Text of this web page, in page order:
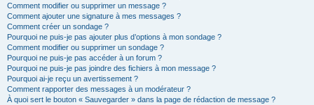
Comment modifier ou supprimer un message ?
Comment ajouter une signature à mes messages ?
Comment créer un sondage ?
Pourquoi ne puis-je pas ajouter plus d’options à mon sondage ?
Comment modifier ou supprimer un sondage ?
Pourquoi ne puis-je pas accéder à un forum ?
Pourquoi ne puis-je pas joindre des fichiers à mon message ?
Pourquoi ai-je reçu un avertissement ?
Comment rapporter des messages à un modérateur ?
À quoi sert le bouton « Sauvegarder » dans la page de rédaction de message ?